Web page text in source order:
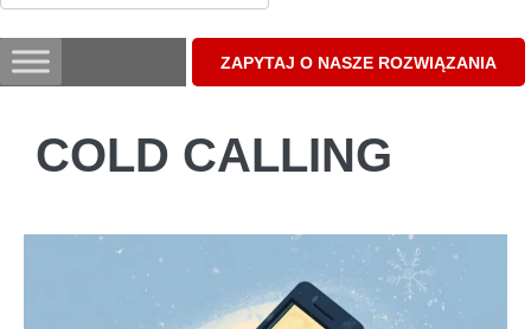
ZAPYTAJ O NASZE ROZWIĄZANIA
COLD CALLING